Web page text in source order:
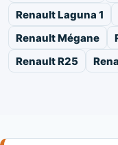
Renault Laguna 1
Renault Mégane
Renault R25